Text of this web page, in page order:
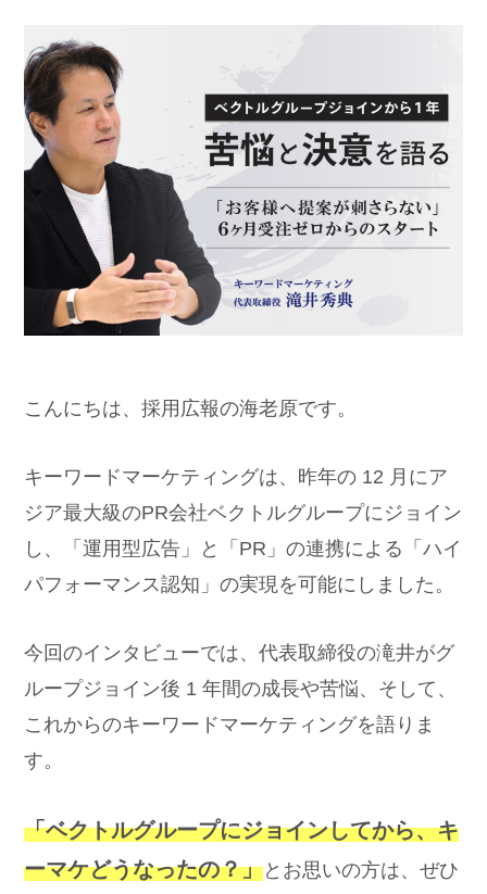
こんにちは、採用広報の海老原です。
キーワードマーケティングは、昨年の 12 月にア
ジア最大級のPR会社ベクトルグループにジョイン
し、「運用型広告」と「PR」の連携による「ハイ
パフォーマンス認知」の実現を可能にしました。
今回のインタビューでは、代表取締役の滝井がグ
ループジョイン後 1 年間の成長や苦悩、そして、
これからのキーワードマーケティングを語りま
す。
「ベクトルグループにジョインしてから、キ
ーマケどうなったの？」とお思いの方は、ぜひ